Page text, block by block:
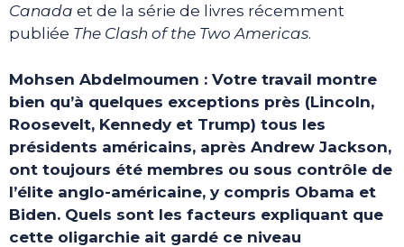
Canada et de la série de livres récemment
publiée The Clash of the Two Americas.
Mohsen Abdelmoumen : Votre travail montre
bien qu’à quelques exceptions près (Lincoln,
Roosevelt, Kennedy et Trump) tous les
présidents américains, après Andrew Jackson,
ont toujours été membres ou sous contrôle de
l’élite anglo-américaine, y compris Obama et
Biden. Quels sont les facteurs expliquant que
cette oligarchie ait gardé ce niveau